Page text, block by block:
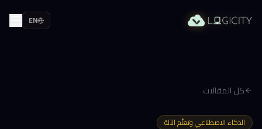
EN
كل المقالات
الذكاء الاصطناعي وتعلّم الآلة